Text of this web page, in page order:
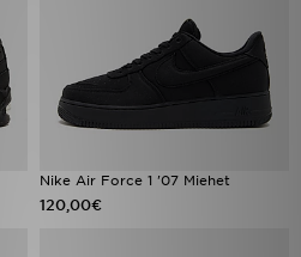
Nike Air Force 1 '07 Miehet
120,00€